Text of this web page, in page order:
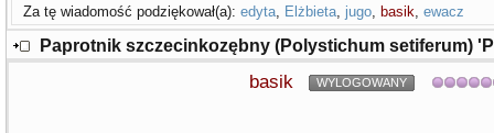
Za tę wiadomość podziękował(a): edyta Elżbieta jugo basik ewacz
Paprotnik szczecinkozębny (Polystichum setiferum)
basik WYLOGOWANY